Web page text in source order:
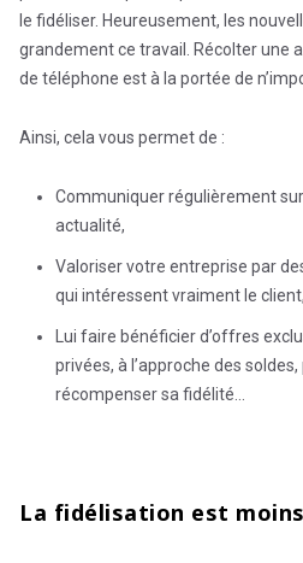
le fidéliser. Heureusement, les
grandement ce travail. Récolter une
de téléphone est à la portée de
Ainsi, cela vous permet de :
Communiquer régulièrement
actualité,
Valoriser votre entreprise par
qui intéressent vraiment le client,
Lui faire bénéficier d’offres exc
privées, à l’approche des
récompenser sa fidélité…
La fidélisation est